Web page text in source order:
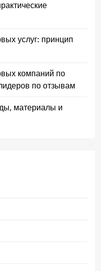
услуг: принцип
компаний по
по отзывам
материалы и